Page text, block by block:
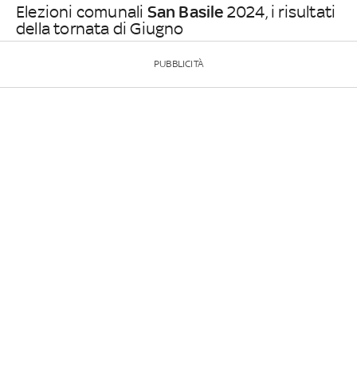
Elezioni comunali San Basile 2024, i risultati
della tornata di Giugno
PUBBLICITÀ